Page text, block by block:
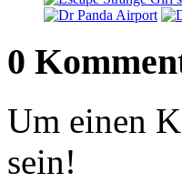
0
Um einen
sein!